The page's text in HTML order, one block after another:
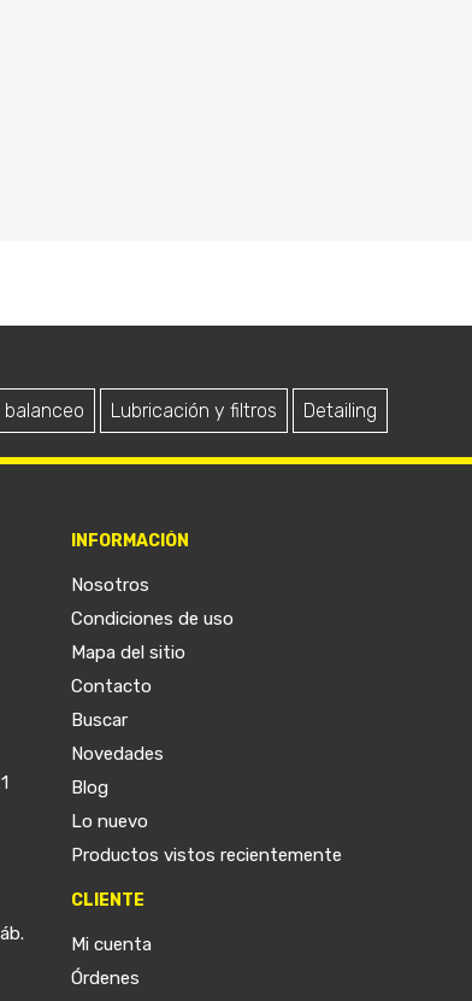
Lubricación y filtros Detailing
INFORMACIÓN
Nosotros
Condiciones de uso
Mapa del sitio
Contacto
Buscar
Novedades
Blog
Lo nuevo
Productos vistos recientemente
CLIENTE
Mi cuenta
Órdenes